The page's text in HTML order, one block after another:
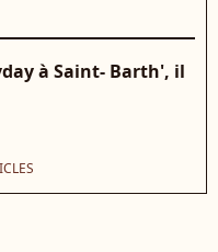
à Saint- Barth', il